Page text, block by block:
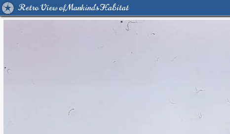
Retro View of Mankind's Habitat